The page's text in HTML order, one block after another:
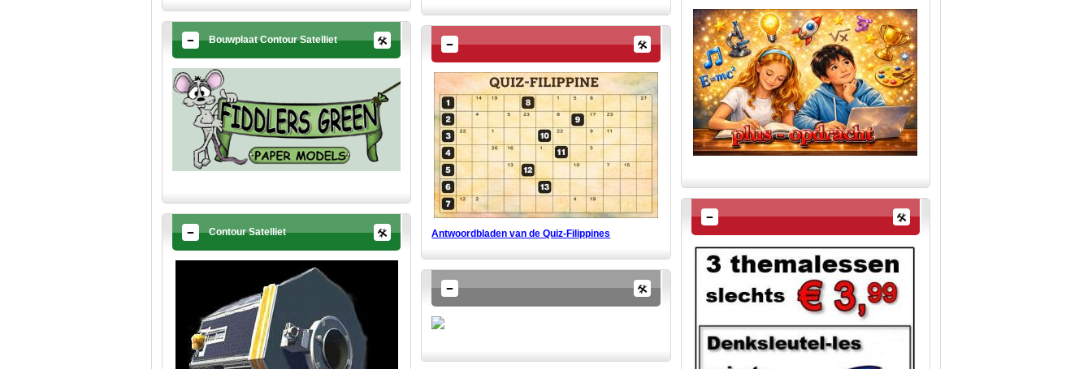
Bouwplaat Contour Satelliet
Contour Satelliet Antwoordbladen van de Quiz-Filippines